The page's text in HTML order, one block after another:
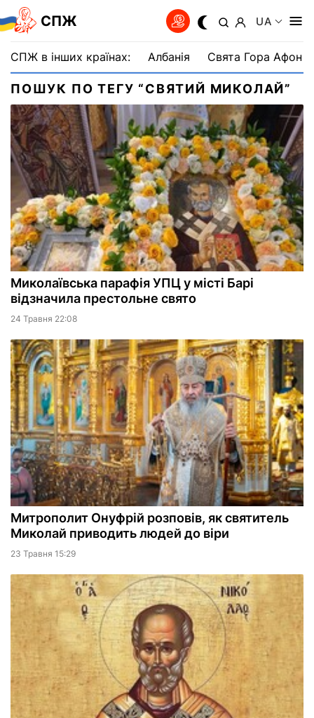
СПЖ UA
СПЖ в інших країнах: Албанія Свята Гора Афон
ПОШУК ПО ТЕГУ “СВЯТИЙ МИКОЛАЙ”
Миколаївська парафія УПЦ у місті Барі
відзначила престольне свято
24 Травня 22:08
Митрополит Онуфрій розповів, як святитель
Миколай приводить людей до віри
23 Травня 15:29